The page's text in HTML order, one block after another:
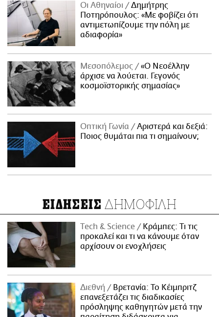
Οι Αθηναίοι
Δημήτρης
Ποτηρόπουλος: «Με φοβίζει ότι
αντιμετωπίζουμε την πόλη με
αδιαφορία»
Μεσοπόλεμος
«Ο Νεοέλλην
άρχισε να λούεται. Γεγονός
κοσμοϊστορικής σημασίας»
Οπτική Γωνία
Αριστερά και δεξιά:
Ποιος θυμάται πια τι σημαίνουν;
ΕΙΔΗΣΕΙΣ ΔΗΜΟΦΙΛΗ
Τech & Science
Κράμπες: Τι τις
προκαλεί και τι να κάνουμε όταν
αρχίσουν οι ενοχλήσεις
Διεθνή
Βρετανία: Το Κέιμπριτζ
επανεξετάζει τις διαδικασίες
πρόσληψης καθηγητών μετά την